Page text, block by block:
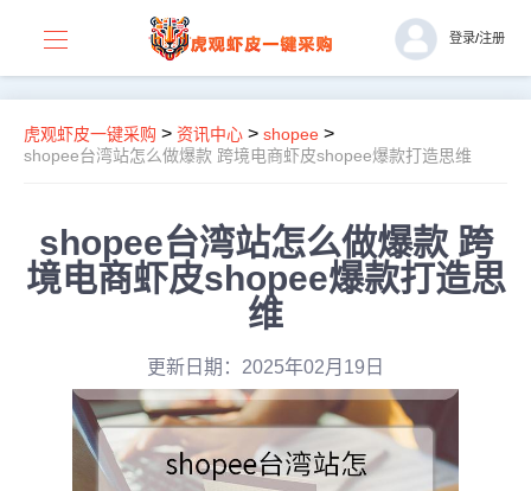
登录/注册
虎观虾皮一键采购 > 资讯中心 > shopee >
shopee台湾站怎么做爆款 跨境电商虾皮shopee爆款打造思维
shopee台湾站怎么做爆款 跨
境电商虾皮shopee爆款打造思
维
更新日期：2025年02月19日